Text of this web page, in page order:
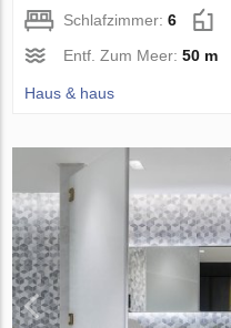
Schlafzimmer:6
Entf. Zum Meer:50 m
Haus & haus